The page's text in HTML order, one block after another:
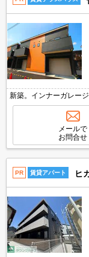
新築。インナーガレー
洗面台。温水洗浄便座
ン付き。便利な宅配
メールで
お問合せ
PR 賃貸アパート ヒ